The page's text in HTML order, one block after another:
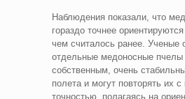
Наблюдения показали, что
гораздо точнее
чем считалось ранее. Ученые
отдельные медоносные
собственным, очень
полета и могут повторять их с
точностью, полагаясь на